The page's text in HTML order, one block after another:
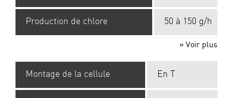
Production de chlore 50 à 150 g/h
» Voir plus
Montage de la cellule En T